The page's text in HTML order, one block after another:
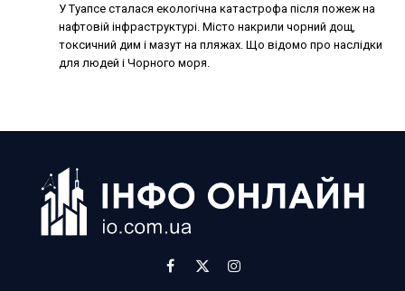
У Туапсе сталася екологічна катастрофа після пожеж на
нафтовій інфраструктурі. Місто накрили чорний дощ,
токсичний дим і мазут на пляжах. Що відомо про наслідки
для людей і Чорного моря.
Facebook
X
Instagram